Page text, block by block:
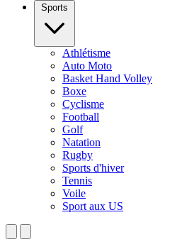
Sports
Athlétisme
Auto Moto
Basket Hand Volley
Boxe
Cyclisme
Football
Golf
Natation
Rugby
Sports d'hiver
Tennis
Voile
Sport aux US